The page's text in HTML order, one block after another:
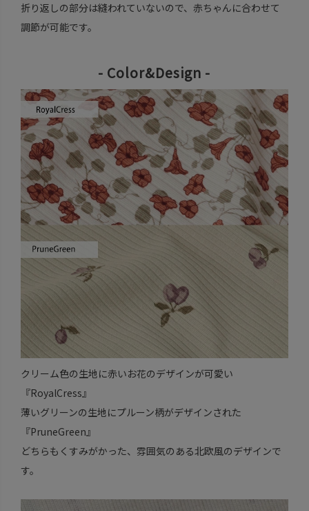
折り返しの部分は縫われていないので、赤ちゃんに合わせて
調節が可能です。
- Color&Design -
クリーム色の生地に赤いお花のデザインが可愛い
『RoyalCress』
薄いグリーンの生地にプルーン柄がデザインされた
『PruneGreen』
どちらもくすみがかった、雰囲気のある北欧風のデザインで
す。